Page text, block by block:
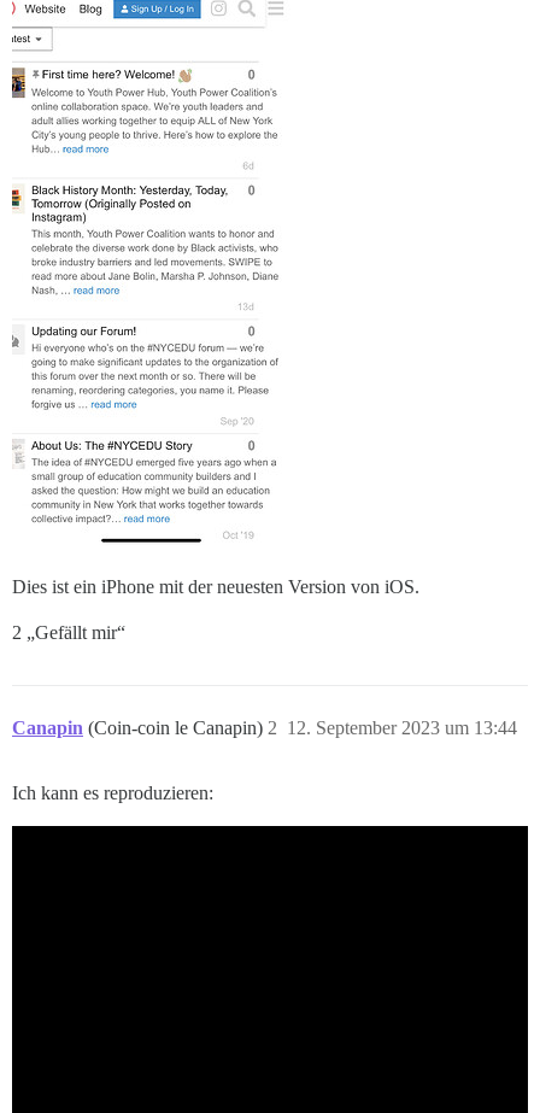
Dies ist ein iPhone mit der neuesten Version von iOS.
2 „Gefällt mir“
Canapin (Coin-coin le Canapin) 12. September 2023 um 13:44
2
Ich kann es reproduzieren: